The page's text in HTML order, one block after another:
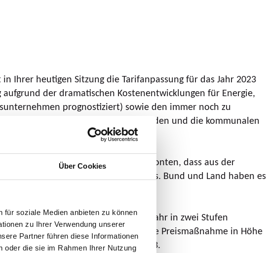
Über Cookies
für soziale Medien anbieten zu können
zu Ihrer Verwendung unserer
Partner führen diese Informationen
oder die sie im Rahmen Ihrer Nutzung
Ihrer heutigen Sitzung die Tarifanpassung für das Jahr 2023
der dramatischen Kostenentwicklungen für Energie,
prognostiziert) sowie den immer noch zu
um Angebotskürzungen zu vermeiden und die kommunalen
9-Euro Nachfolgetickets. Sie betonten, dass aus der
Produkt entwickelt werden muss. Bund und Land haben es
Preismaßnahme abzumildern.
Verbundgebiet im kommenden Jahr in zwei Stufen
2023 folgt dann eine unterjährige Preismaßnahme in Höhe
für das kommende Tarifjahr 2023.